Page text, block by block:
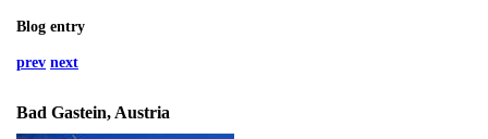
Blog entry
prev next
Bad Gastein, Austria